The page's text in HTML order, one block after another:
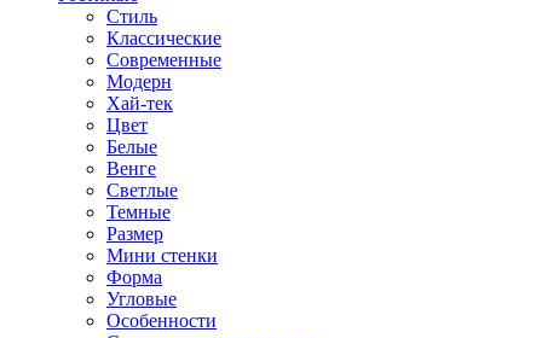
Стиль
Классические
Современные
Модерн
Хай-тек
Цвет
Белые
Венге
Светлые
Темные
Размер
Мини стенки
Форма
Угловые
Особенности